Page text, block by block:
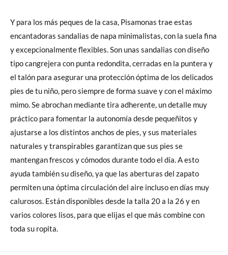
Y para los más peques de la casa, Pisamonas trae estas
encantadoras sandalias de napa minimalistas, con la suela fina
y excepcionalmente flexibles. Son unas sandalias con diseño
tipo cangrejera con punta redondita, cerradas en la puntera y
el talón para asegurar una protección óptima de los delicados
pies de tu niño, pero siempre de forma suave y con el máximo
mimo. Se abrochan mediante tira adherente, un detalle muy
práctico para fomentar la autonomía desde pequeñitos y
ajustarse a los distintos anchos de pies, y sus materiales
naturales y transpirables garantizan que sus pies se
mantengan frescos y cómodos durante todo el día. A esto
ayuda también su diseño, ya que las aberturas del zapato
permiten una óptima circulación del aire incluso en días muy
calurosos. Están disponibles desde la talla 20 a la 26 y en
varios colores lisos, para que elijas el que más combine con
toda su ropita.